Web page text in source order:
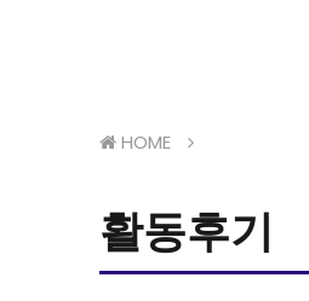
HOME
활동후기